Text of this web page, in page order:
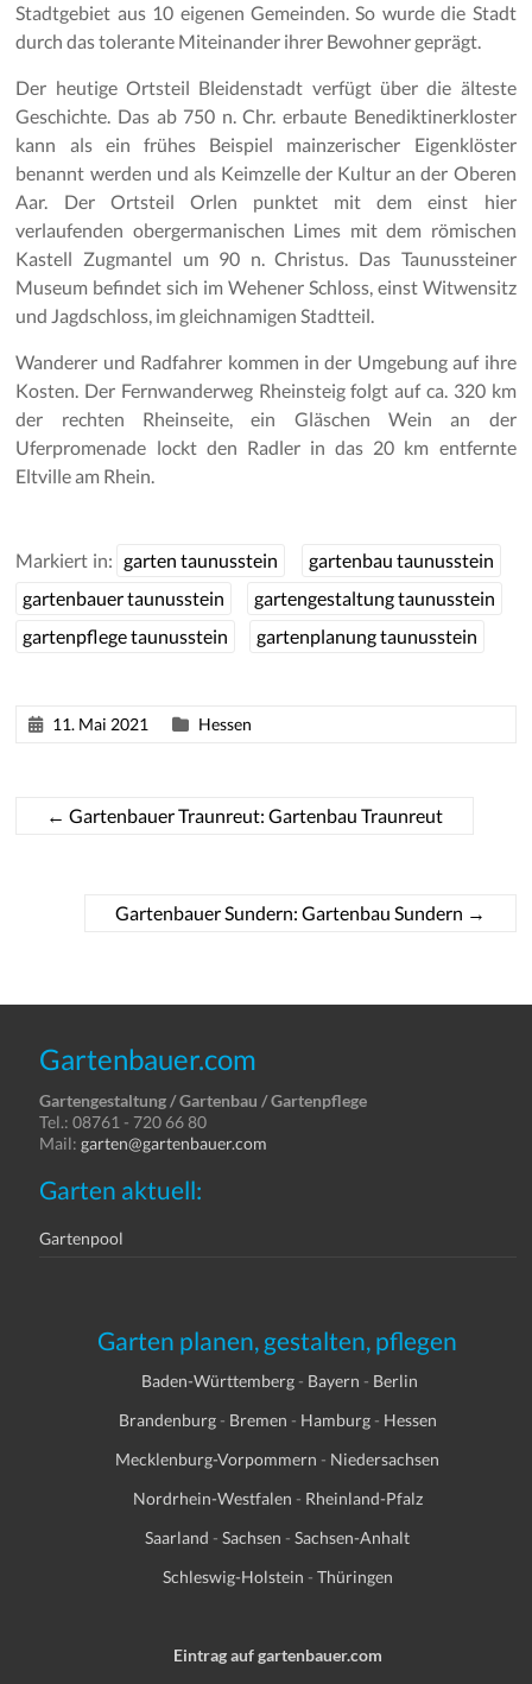
Stadtgebiet aus 10 eigenen Gemeinden. So wurde die Stadt
durch das tolerante Miteinander ihrer Bewohner geprägt.
Der heutige Ortsteil Bleidenstadt verfügt über die älteste
Geschichte. Das ab 750 n. Chr. erbaute Benediktinerkloster
kann als ein frühes Beispiel mainzerischer Eigenklöster
benannt werden und als Keimzelle der Kultur an der Oberen
Aar. Der Ortsteil Orlen punktet mit dem einst hier
verlaufenden obergermanischen Limes mit dem römischen
Kastell Zugmantel um 90 n. Christus. Das Taunussteiner
Museum befindet sich im Wehener Schloss, einst Witwensitz
und Jagdschloss, im gleichnamigen Stadtteil.
Wanderer und Radfahrer kommen in der Umgebung auf ihre
Kosten. Der Fernwanderweg Rheinsteig folgt auf ca. 320 km
der rechten Rheinseite, ein Gläschen Wein an der
Uferpromenade lockt den Radler in das 20 km entfernte
Eltville am Rhein.
Markiert in: garten taunusstein
gartenbau taunusstein
gartenbauer taunusstein
gartengestaltung taunusstein
gartenpflege taunusstein
gartenplanung taunusstein
11. Mai 2021 Hessen
← Gartenbauer Traunreut: Gartenbau Traunreut
Gartenbauer Sundern: Gartenbau Sundern →
Gartenbauer.com
Gartengestaltung / Gartenbau / Gartenpflege
Tel.: 08761 - 720 66 80
Mail:garten@gartenbauer.com
Garten aktuell:
Gartenpool
Garten planen, gestalten, pflegen
Baden-Württemberg- Bayern - Berlin
Brandenburg- Bremen - Hamburg- Hessen
Mecklenburg-Vorpommern - Niedersachsen
Nordrhein-Westfalen - Rheinland-Pfalz
Saarland -Sachsen -Sachsen-Anhalt
Schleswig-Holstein - Thüringen
Eintrag auf gartenbauer.com